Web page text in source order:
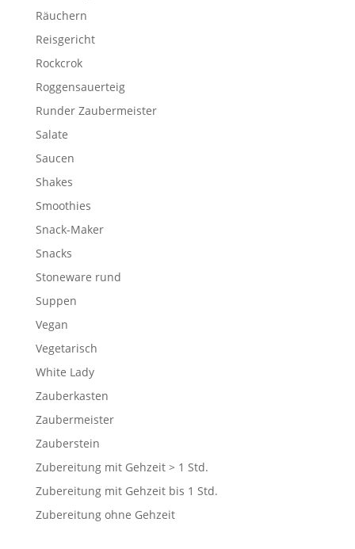
Räuchern
Reisgericht
Rockcrok
Roggensauerteig
Runder Zaubermeister
Salate
Saucen
Shakes
Smoothies
Snack-Maker
Snacks
Stoneware rund
Suppen
Vegan
Vegetarisch
White Lady
Zauberkasten
Zaubermeister
Zauberstein
Zubereitung mit Gehzeit > 1 Std.
Zubereitung mit Gehzeit bis 1 Std.
Zubereitung ohne Gehzeit